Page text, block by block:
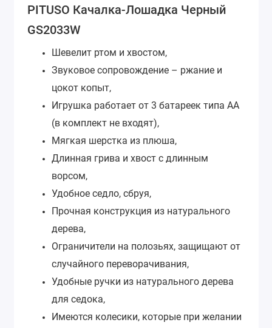
PITUSO Качалка-Лошадка Черный
GS2033W
Шевелит ртом и хвостом,
Звуковое сопровождение – ржание и
цокот копыт,
Игрушка работает от 3 батареек типа АА
(в комплект не входят),
Мягкая шерстка из плюша,
Длинная грива и хвост с длинным
ворсом,
Удобное седло, сбруя,
Прочная конструкция из натурального
дерева,
Ограничители на полозьях, защищают от
случайного переворачивания,
Удобные ручки из натурального дерева
для седока,
Имеются колесики, которые при желании